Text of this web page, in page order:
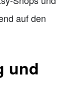
auf den
und